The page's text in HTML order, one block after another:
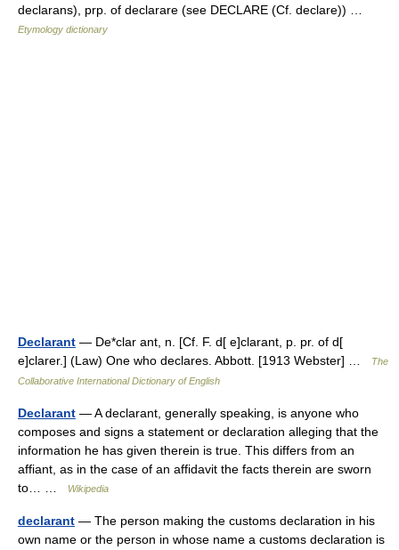
declarans), prp. of declarare (see DECLARE (Cf. declare)) …
Etymology dictionary
Declarant — De*clar ant, n. [Cf. F. d[ e]clarant, p. pr. of d[
e]clarer.] (Law) One who declares. Abbott. [1913 Webster] …
The
Collaborative International Dictionary of English
Declarant — A declarant, generally speaking, is anyone who
composes and signs a statement or declaration alleging that the
information he has given therein is true. This differs from an
affiant, as in the case of an affidavit the facts therein are sworn
to… …
Wikipedia
declarant — The person making the customs declaration in his
own name or the person in whose name a customs declaration is